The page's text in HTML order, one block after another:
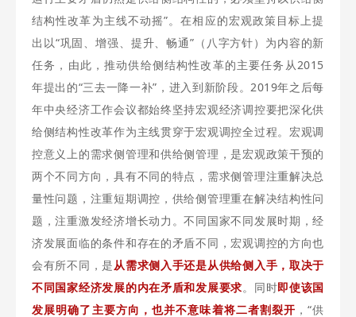
结构性改革为主线不动摇”。在相应的宏观政策目标上提
出以“巩固、增强、提升、畅通”（八字方针）为内容的新
任务，由此，推动供给侧结构性改革的主要任务从2015
年提出的“三去一降一补”，进入到新阶段。2019年之后每
年中央经济工作会议都始终坚持宏观经济调控要把深化供
给侧结构性改革作为主线贯穿于宏观调控全过程。宏观调
控意义上的需求侧管理和供给侧管理，是宏观政策干预的
两个不同方向，具有不同的特点，需求侧管理注重解决总
量性问题，注重短期调控，供给侧管理重在解决结构性问
题，注重激发经济增长动力。不同国家不同发展时期，经
济发展面临的条件和存在的矛盾不同，宏观调控的方向也
会有所不同，是从需求侧入手还是从供给侧入手，取决于
不同国家经济发展的内在矛盾和发展要求。同时即使该国
发展明确了主要方向，也并不意味着将二者割裂开 ，“供